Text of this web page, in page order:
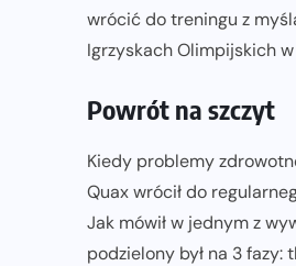
wrócić do treningu z
Igrzyskach Olimpijskich
Powrót na szczyt
Kiedy problemy
Quax wrócił do
Jak mówił w jednym z
podzielony był na 3 fazy: